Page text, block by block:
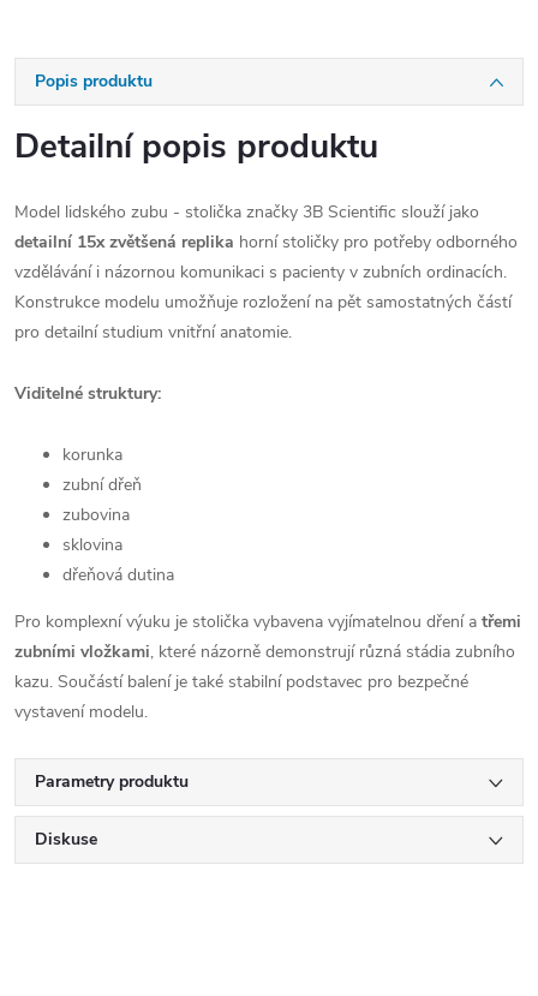
Popis produktu
Detailní popis produktu
Model lidského zubu - stolička značky 3B Scientific slouží jako
detailní 15x zvětšená replika horní stoličky pro potřeby odborného
vzdělávání i názornou komunikaci s pacienty v zubních ordinacích.
Konstrukce modelu umožňuje rozložení na pět samostatných částí
pro detailní studium vnitřní anatomie.
Viditelné struktury:
korunka
zubní dřeň
zubovina
sklovina
dřeňová dutina
Pro komplexní výuku je stolička vybavena vyjímatelnou dření a třemi
zubními vložkami, které názorně demonstrují různá stádia zubního
kazu. Součástí balení je také stabilní podstavec pro bezpečné
vystavení modelu.
Parametry produktu
Diskuse